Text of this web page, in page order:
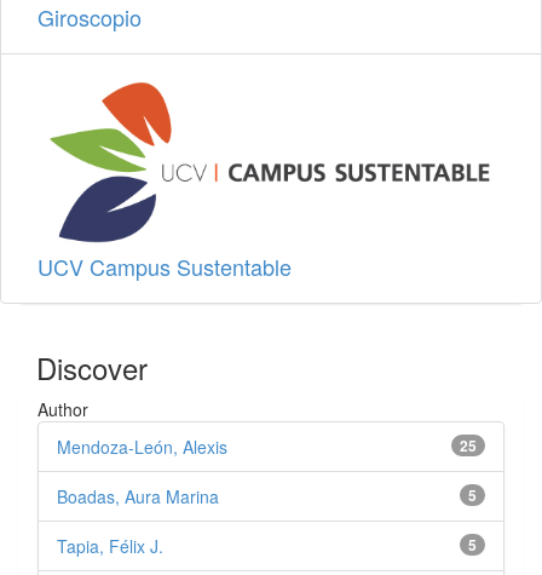
Giroscopio
UCV Campus Sustentable
Discover
Author
25
Mendoza-León, Alexis
5
Boadas, Aura Marina
5
Tapia, Félix J.